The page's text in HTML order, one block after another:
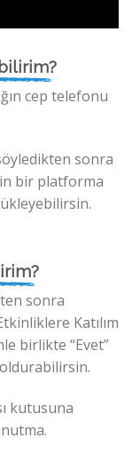
cep telefonu
sonra
bir platforma
sonra
Katılım
birlikte “Evet”
kutusuna